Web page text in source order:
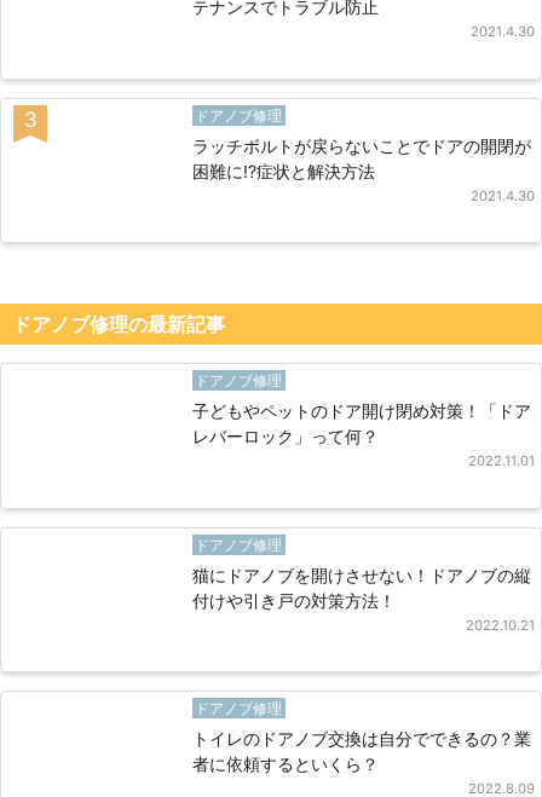
テナンスでトラブル防止
2021.4.30
3 ドアノブ修理
ラッチボルトが戻らないことでドアの開閉が
困難に!?症状と解決方法
2021.4.30
ドアノブ修理の最新記事
ドアノブ修理
子どもやペットのドア開け閉め対策！「ドア
レバーロック」って何？
2022.11.01
ドアノブ修理
猫にドアノブを開けさせない！ドアノブの縦
付けや引き戸の対策方法！
2022.10.21
ドアノブ修理
トイレのドアノブ交換は自分でできるの？業
者に依頼するといくら？
2022.8.09